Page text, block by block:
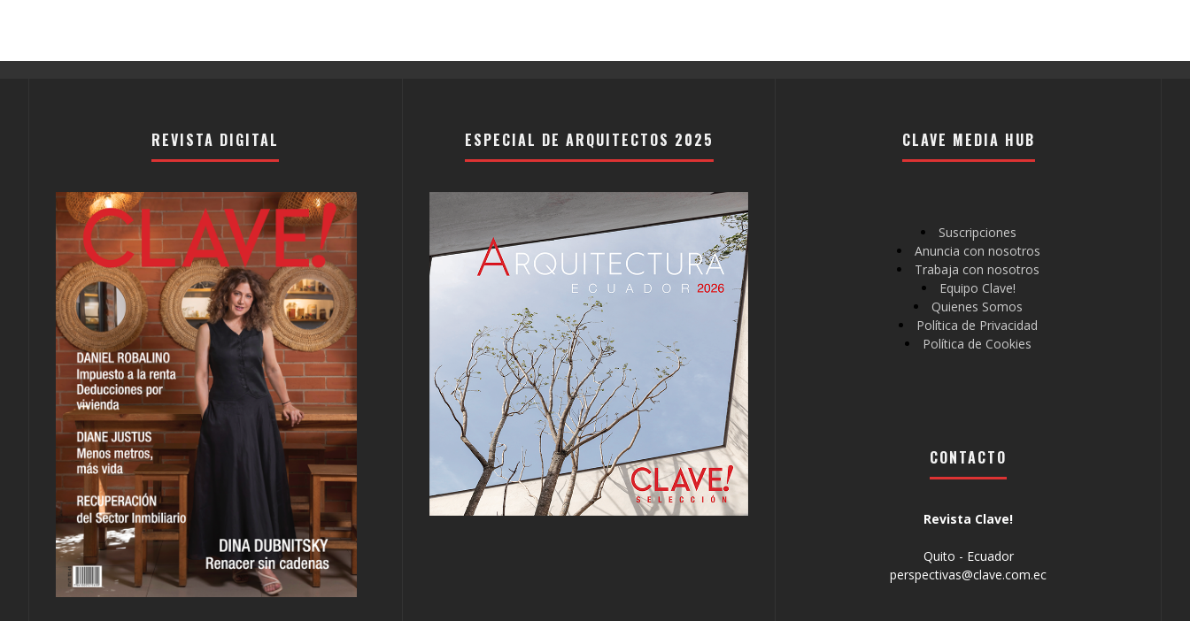
REVISTA DIGITAL ESPECIAL DE ARQUITECTOS 2025 CLAVE MEDIA HUB
Suscripciones
Anuncia con nosotros
Trabaja con nosotros
Equipo Clave!
Quienes Somos
Política de Privacidad
Política de Cookies
CONTACTO
Revista Clave!
Quito - Ecuador
perspectivas@clave.com.ec